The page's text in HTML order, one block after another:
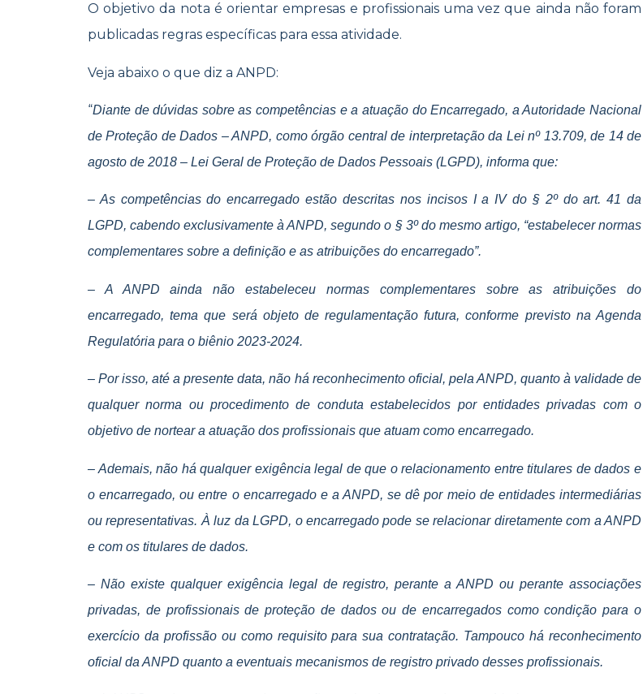
O objetivo da nota é orientar empresas e profissionais uma vez que ainda não foram
publicadas regras específicas para essa atividade.
Veja abaixo o que diz a ANPD:
“Diante de dúvidas sobre as competências e a atuação do Encarregado, a Autoridade Nacional
de Proteção de Dados – ANPD, como órgão central de interpretação da Lei nº 13.709, de 14 de
agosto de 2018 – Lei Geral de Proteção de Dados Pessoais (LGPD), informa que:
– As competências do encarregado estão descritas nos incisos I a IV do § 2º do art. 41 da
LGPD, cabendo exclusivamente à ANPD, segundo o § 3º do mesmo artigo, “estabelecer normas
complementares sobre a definição e as atribuições do encarregado”.
– A ANPD ainda não estabeleceu normas complementares sobre as atribuições do
encarregado, tema que será objeto de regulamentação futura, conforme previsto na Agenda
Regulatória para o biênio 2023-2024.
– Por isso, até a presente data, não há reconhecimento oficial, pela ANPD, quanto à validade de
qualquer norma ou procedimento de conduta estabelecidos por entidades privadas com o
objetivo de nortear a atuação dos profissionais que atuam como encarregado.
– Ademais, não há qualquer exigência legal de que o relacionamento entre titulares de dados e
o encarregado, ou entre o encarregado e a ANPD, se dê por meio de entidades intermediárias
ou representativas. À luz da LGPD, o encarregado pode se relacionar diretamente com a ANPD
e com os titulares de dados.
– Não existe qualquer exigência legal de registro, perante a ANPD ou perante associações
privadas, de profissionais de proteção de dados ou de encarregados como condição para o
exercício da profissão ou como requisito para sua contratação. Tampouco há reconhecimento
oficial da ANPD quanto a eventuais mecanismos de registro privado desses profissionais.